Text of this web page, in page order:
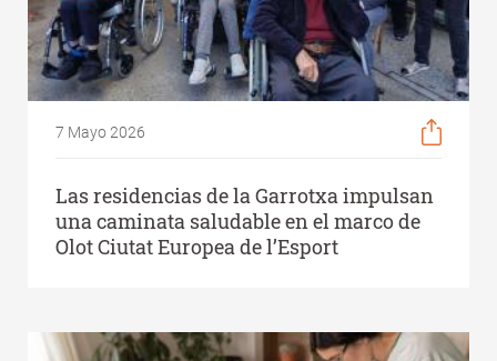
7 Mayo 2026
Las residencias de la Garrotxa impulsan
una caminata saludable en el marco de
Olot Ciutat Europea de l’Esport